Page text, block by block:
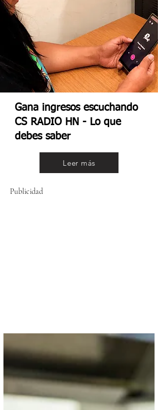
Gana ingresos escuchando
CS RADIO HN - Lo que
debes saber
Leer más
Publicidad